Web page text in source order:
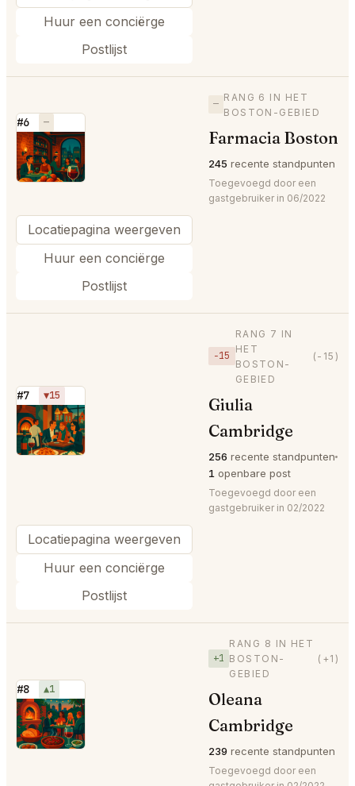
Huur een conciërge
Postlijst
#6 —
⭐
—
RANG 6 IN HET
BOSTON-GEBIED
Farmacia Boston
245 recente standpunten
Toegevoegd door een
gastgebruiker in 06/2022
Locatiepagina weergeven
Huur een conciërge
Postlijst
#7 ▼15
⭐
−15
RANG 7 IN
HET
BOSTON-
GEBIED
(-15)
Giulia
Cambridge
256 recente standpunten
1 openbare post
Toegevoegd door een
gastgebruiker in 02/2022
Locatiepagina weergeven
Huur een conciërge
Postlijst
#8 ▲1
⭐
+1
RANG 8 IN HET
BOSTON-
GEBIED
(+1)
Oleana
Cambridge
239 recente standpunten
Toegevoegd door een